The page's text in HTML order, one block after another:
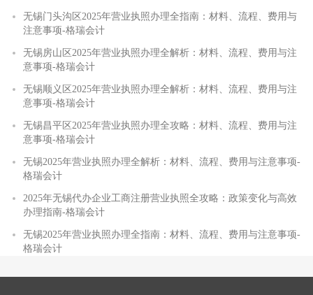
无锡门头沟区2025年营业执照办理全指南：材料、流程、费用与
注意事项-格瑞会计
无锡房山区2025年营业执照办理全解析：材料、流程、费用与注
意事项-格瑞会计
无锡顺义区2025年营业执照办理全解析：材料、流程、费用与注
意事项-格瑞会计
无锡昌平区2025年营业执照办理全攻略：材料、流程、费用与注
意事项-格瑞会计
无锡2025年营业执照办理全解析：材料、流程、费用与注意事项-
格瑞会计
2025年无锡代办企业工商注册营业执照全攻略：政策变化与高效
办理指南-格瑞会计
无锡2025年营业执照办理全指南：材料、流程、费用与注意事项-
格瑞会计